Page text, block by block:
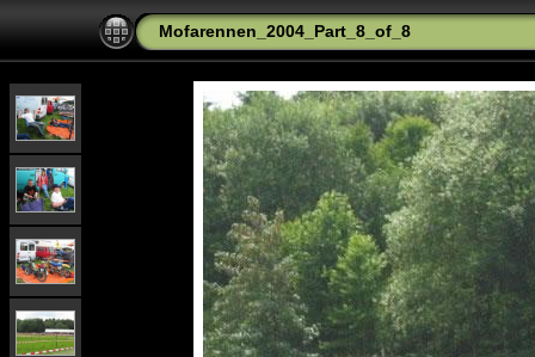
Mofarennen_2004_Part_8_of_8